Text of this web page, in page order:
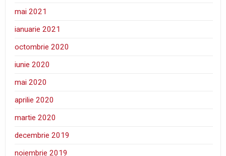
mai 2021
ianuarie 2021
octombrie 2020
iunie 2020
mai 2020
aprilie 2020
martie 2020
decembrie 2019
noiembrie 2019